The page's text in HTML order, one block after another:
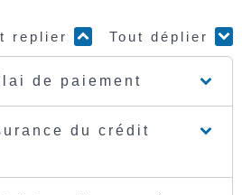
replier Tout déplier
de paiement
du crédit